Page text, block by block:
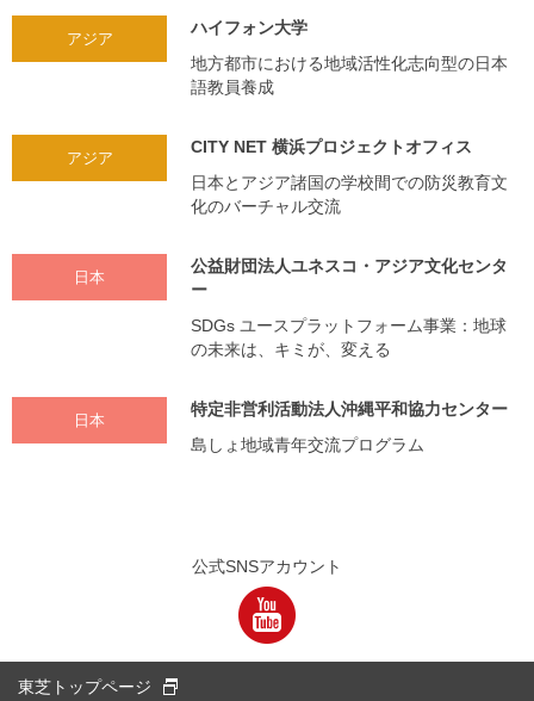
アジア
ハイフォン大学
地方都市における地域活性化志向型の日本
語教員養成
アジア
CITY NET 横浜プロジェクトオフィス
日本とアジア諸国の学校間での防災教育文
化のバーチャル交流
日本
公益財団法人ユネスコ・アジア文化センタ
ー
SDGs ユースプラットフォーム事業：地球
の未来は、キミが、変える
日本
特定非営利活動法人沖縄平和協力センター
島しょ地域青年交流プログラム
公式SNSアカウント
東芝トップページ